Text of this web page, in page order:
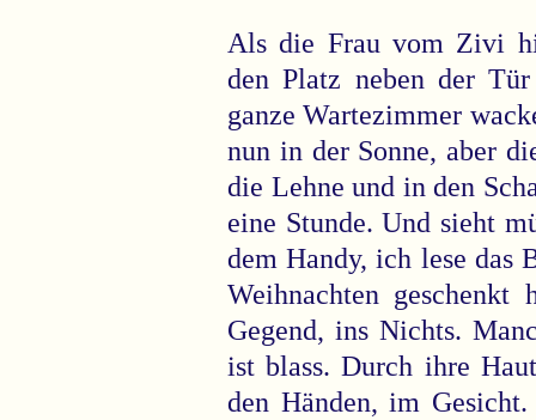
Als die Frau vom Zivi
den Platz neben der
ganze Wartezimmer
nun in der Sonne, aber
die Lehne und in den
eine Stunde. Und sieht
dem Handy, ich lese das
Weihnachten
Gegend, ins Nichts.
ist blass. Durch ihre
den Händen, im